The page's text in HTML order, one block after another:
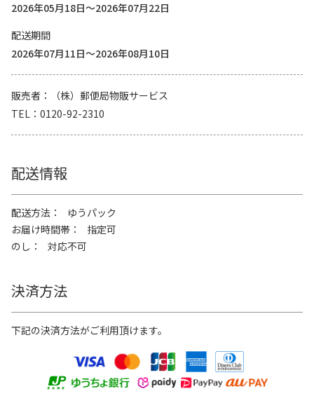
2026年05月18日～2026年07月22日
配送期間
2026年07月11日～2026年08月10日
販売者
（株）郵便局物販サービス
TEL
0120-92-2310
配送情報
配送方法
ゆうパック
お届け時間帯
指定可
のし
対応不可
決済方法
下記の決済方法がご利用頂けます。